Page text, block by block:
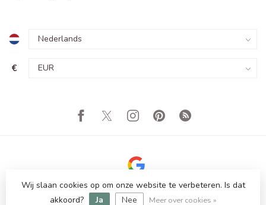
€
© Copyright 2026 Totale Showroom Leegverkoop! Tot 80%
Korting
Wij slaan cookies op om onze website te verbeteren. Is dat
akkoord?
Ja Nee Meer over cookies »